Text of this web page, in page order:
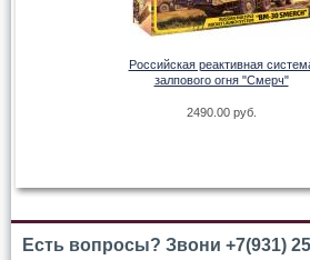
Российская реактивная
залпового огня "Смерч"
2490.00 руб.
Есть вопросы? Звони +7(931)